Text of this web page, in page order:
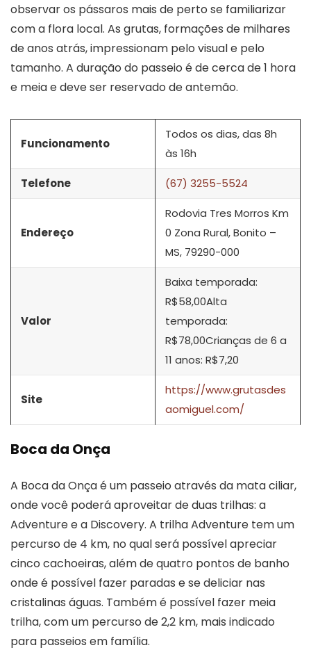
observar os pássaros mais de perto se familiarizar
com a flora local. As grutas, formações de milhares
de anos atrás, impressionam pelo visual e pelo
tamanho. A duração do passeio é de cerca de 1 hora
e meia e deve ser reservado de antemão.
Funcionamento
Todos os dias, das 8h
às 16h
Telefone (67) 3255-5524
Endereço
Rodovia Tres Morros Km
0 Zona Rural, Bonito –
MS, 79290-000
Valor
Baixa temporada:
R$58,00Alta
temporada:
R$78,00Crianças de 6 a
11 anos: R$7,20
Site
https://www.grutasdes
aomiguel.com/
Boca da Onça
A Boca da Onça é um passeio através da mata ciliar,
onde você poderá aproveitar de duas trilhas: a
Adventure e a Discovery. A trilha Adventure tem um
percurso de 4 km, no qual será possível apreciar
cinco cachoeiras, além de quatro pontos de banho
onde é possível fazer paradas e se deliciar nas
cristalinas águas. Também é possível fazer meia
trilha, com um percurso de 2,2 km, mais indicado
para passeios em família.